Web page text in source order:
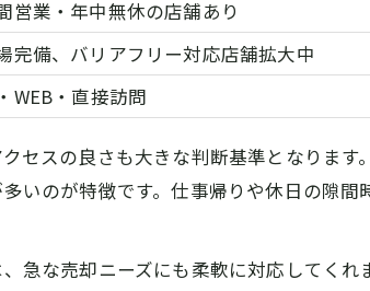
営業・年中無休の店舗あり
完備、バリアフリー対応店舗拡大中
WEB・直接訪問
セスの良さも大きな判断基準となりま
いのが特徴です。仕事帰りや休日の隙
急な売却ニーズにも柔軟に対応してく